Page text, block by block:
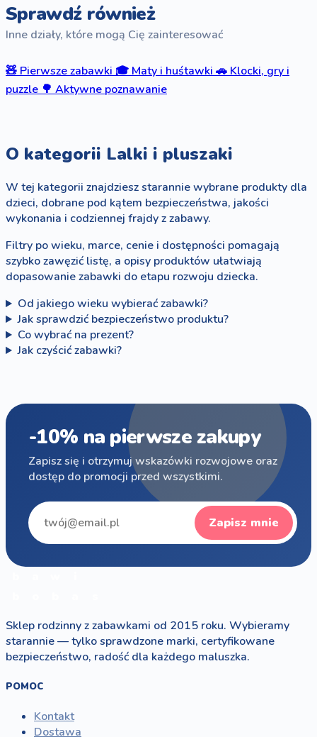
Sprawdź również
Inne działy, które mogą Cię zainteresować
🧸 Pierwsze zabawki 🎓 Maty i huśtawki 🚗 Klocki, gry i
puzzle 🌳 Aktywne poznawanie
O kategorii Lalki i pluszaki
W tej kategorii znajdziesz starannie wybrane produkty dla
dzieci, dobrane pod kątem bezpieczeństwa, jakości
wykonania i codziennej frajdy z zabawy.
Filtry po wieku, marce, cenie i dostępności pomagają
szybko zawęzić listę, a opisy produktów ułatwiają
dopasowanie zabawki do etapu rozwoju dziecka.
Od jakiego wieku wybierać zabawki?
Jak sprawdzić bezpieczeństwo produktu?
Co wybrać na prezent?
Jak czyścić zabawki?
-10% na pierwsze zakupy
Zapisz się i otrzymuj wskazówki rozwojowe oraz
dostęp do promocji przed wszystkimi.
Zapisz mnie
Sklep rodzinny z zabawkami od 2015 roku. Wybieramy
starannie — tylko sprawdzone marki, certyfikowane
bezpieczeństwo, radość dla każdego maluszka.
POMOC
Kontakt
Dostawa